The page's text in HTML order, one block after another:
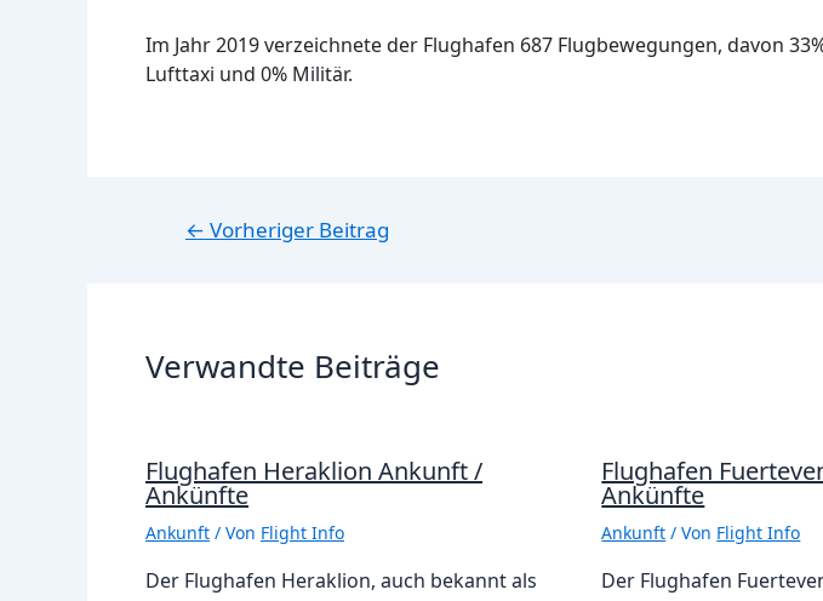
Im Jahr 2019 verzeichnete der Flughafen 687 Flugbewegungen, davon
Lufttaxi und 0% Militär.
Beitragsnavigation
← Vorheriger Beitrag
Verwandte Beiträge
Flughafen Heraklion Ankunft /
Ankünfte
Ankunft / Von Flight Info
Der Flughafen Heraklion, auch bekannt als
Flughafen
Ankünfte
Ankunft / Von Flight Info
Der Flughafen